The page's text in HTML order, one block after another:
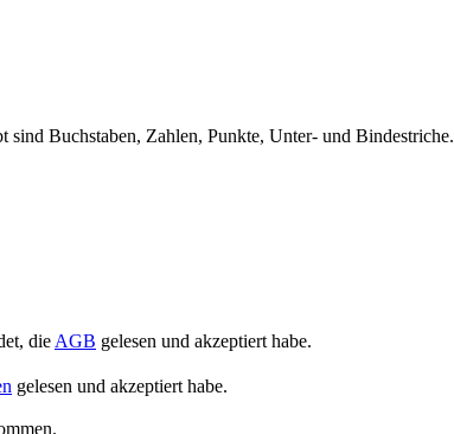
Buchstaben, Zahlen, Punkte, Unter- und Bindestriche.
die AGB gelesen und akzeptiert habe.
gelesen und akzeptiert habe.